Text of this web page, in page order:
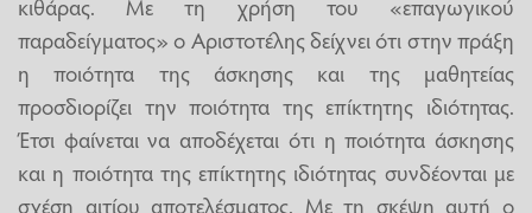
παραδείγματος» ο Αριστοτέλης δείχνει ότι στην πράξη
η ποιότητα της άσκησης και της μαθητείας
προσδιορίζει την ποιότητα της επίκτητης ιδιότητας.
Έτσι φαίνεται να αποδέχεται ότι η ποιότητα άσκησης
και η ποιότητα της επίκτητης ιδιότητας συνδέονται με
σχέση αιτίου αποτελέσματος. Με τη σκέψη αυτή ο